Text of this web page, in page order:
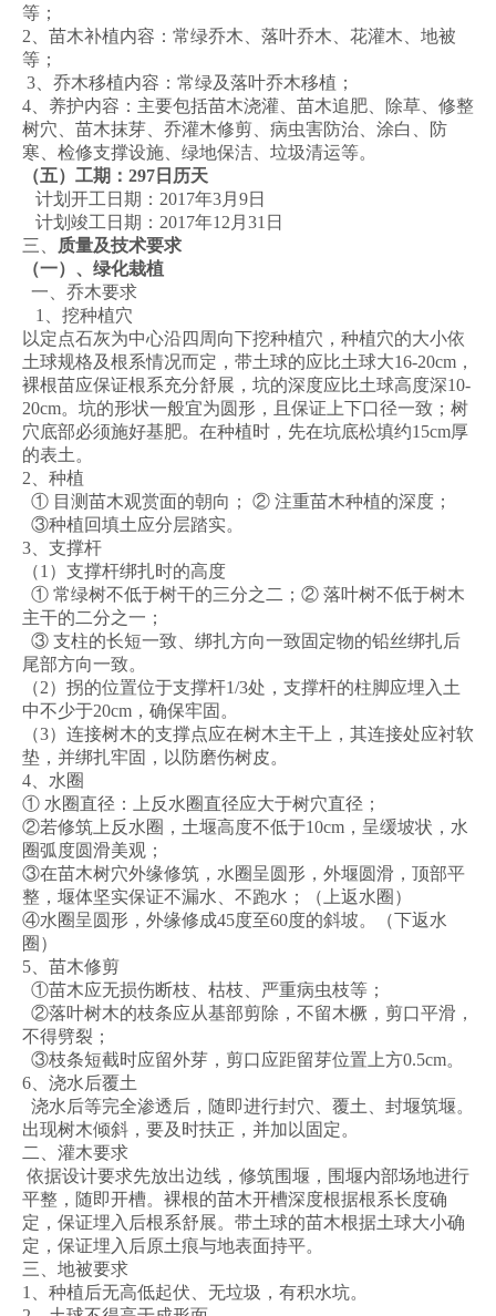
等；
2、苗木补植内容：常绿乔木、落叶乔木、花灌木、地被
等；
3、乔木移植内容：常绿及落叶乔木移植；
4、养护内容：主要包括苗木浇灌、苗木追肥、除草、修整
树穴、苗木抹芽、乔灌木修剪、病虫害防治、涂白、防
寒、检修支撑设施、绿地保洁、垃圾清运等。
（五）工期：297日历天
计划开工日期：2017年3月9日
计划竣工日期：2017年12月31日
三、
质量及技术要求
（一）、绿化栽植
一、乔木要求
1、挖种植穴
以定点石灰为中心沿四周向下挖种植穴，种植穴的大小依
土球规格及根系情况而定，带土球的应比土球大16-20cm，
裸根苗应保证根系充分舒展，坑的深度应比土球高度深10-
20cm。坑的形状一般宜为圆形，且保证上下口径一致；树
穴底部必须施好基肥。在种植时，先在坑底松填约15cm厚
的表土。
2、种植
① 目测苗木观赏面的朝向； ② 注重苗木种植的深度；
③种植回填土应分层踏实。
3、支撑杆
（1）支撑杆绑扎时的高度
① 常绿树不低于树干的三分之二；② 落叶树不低于树木
主干的二分之一；
③ 支柱的长短一致、绑扎方向一致固定物的铅丝绑扎后
尾部方向一致。
（2）拐的位置位于支撑杆1/3处，支撑杆的柱脚应埋入土
中不少于20cm，确保牢固。
（3）连接树木的支撑点应在树木主干上，其连接处应衬软
垫，并绑扎牢固，以防磨伤树皮。
4、水圈
① 水圈直径：上反水圈直径应大于树穴直径；
②若修筑上反水圈，土堰高度不低于10cm，呈缓坡状，水
圈弧度圆滑美观；
③在苗木树穴外缘修筑，水圈呈圆形，外堰圆滑，顶部平
整，堰体坚实保证不漏水、不跑水；（上返水圈）
④水圈呈圆形，外缘修成45度至60度的斜坡。（下返水
圈）
5、苗木修剪
①苗木应无损伤断枝、枯枝、严重病虫枝等；
②落叶树木的枝条应从基部剪除，不留木橛，剪口平滑，
不得劈裂；
③枝条短截时应留外芽，剪口应距留芽位置上方0.5cm。
6、浇水后覆土
浇水后等完全渗透后，随即进行封穴、覆土、封堰筑堰。
出现树木倾斜，要及时扶正，并加以固定。
二、灌木要求
依据设计要求先放出边线，修筑围堰，围堰内部场地进行
平整，随即开槽。裸根的苗木开槽深度根据根系长度确
定，保证埋入后根系舒展。带土球的苗木根据土球大小确
定，保证埋入后原土痕与地表面持平。
三、地被要求
1、种植后无高低起伏、无垃圾，有积水坑。